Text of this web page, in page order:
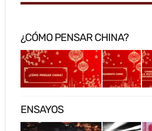
¿CÓMO PENSAR CHINA?
ENSAYOS